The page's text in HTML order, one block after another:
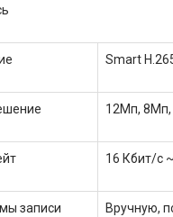
Smart
12Мп, 8Мп,
16 Кбит/с
записи Вручную,